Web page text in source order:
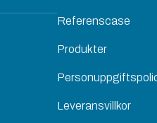
Referenscase
Produkter
Leveransvillkor